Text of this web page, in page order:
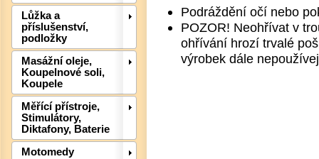
Lůžka a
příslušenství,
podložky
Masážní oleje,
Koupelnové soli,
Koupele
Měřící přístroje,
Stimulátory,
Diktafony, Baterie
Motomedy
Podráždění očí nebo
POZOR! Neohřívat v
ohřívání hrozí trvalé
výrobek dále